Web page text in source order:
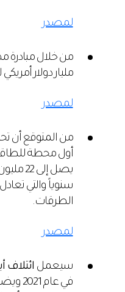
لمصدر
من خلال
مليار دولار
لمصدر
من المتوقع أن
أول محطة للطاقة
يصل
الطرقات.
لمصدر
سيعمل ائتلاف
في